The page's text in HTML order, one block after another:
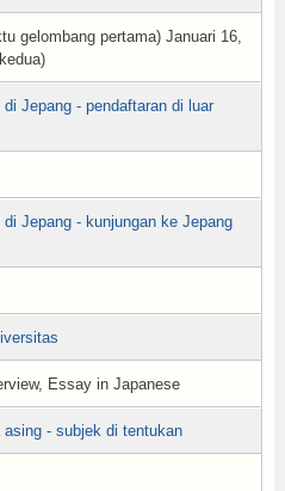
gelombang pertama) Januari 16,
Jepang - pendaftaran di luar
Jepang - kunjungan ke Jepang
Essay in Japanese
- subjek di tentukan